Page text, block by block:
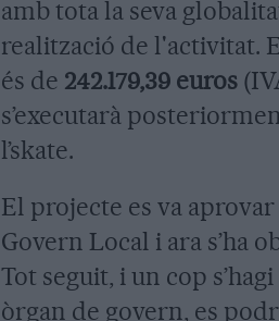
amb tota la seva
realització de l'activitat.
és de 242.179,39 euros
s’executarà
l’skate.
El projecte es va
Govern Local i ara s’ha
Tot seguit, i un cop
òrgan de govern, es